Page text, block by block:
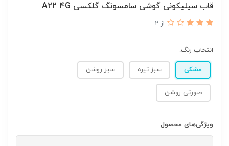
قاب سیلیکونی گوشی سامسونگ گلکسی A22 4G
از 2
انتخاب رنگ:
مشکی سبز تیره سبز روشن
صورتی روشن
ویژگی‌های محصول